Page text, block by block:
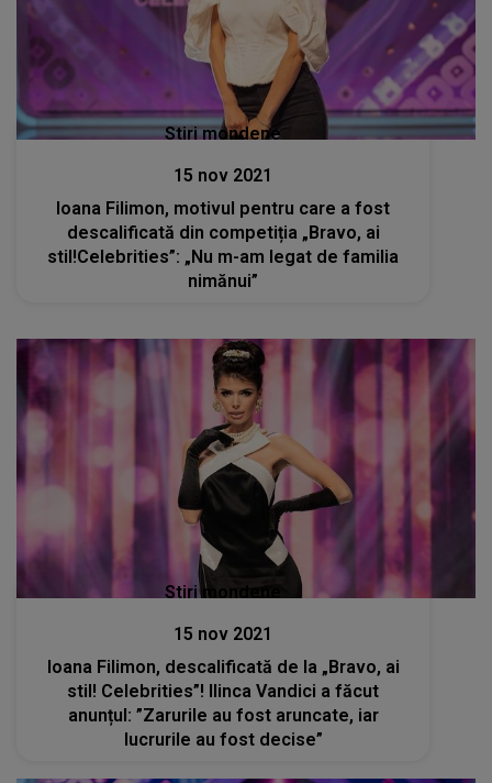
Stiri mondene
15 nov 2021
Ioana Filimon, motivul pentru care a fost
descalificată din competiția „Bravo, ai
stil!Celebrities”: „Nu m-am legat de familia
nimănui”
Stiri mondene
15 nov 2021
Ioana Filimon, descalificată de la „Bravo, ai
stil! Celebrities”! Ilinca Vandici a făcut
anunțul: ”Zarurile au fost aruncate, iar
lucrurile au fost decise”